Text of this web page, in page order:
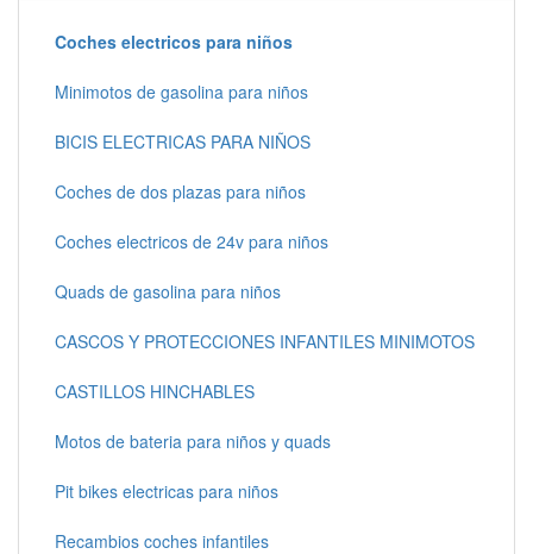
Coches electricos para niños
Minimotos de gasolina para niños
BICIS ELECTRICAS PARA NIÑOS
Coches de dos plazas para niños
Coches electricos de 24v para niños
Quads de gasolina para niños
CASCOS Y PROTECCIONES INFANTILES MINIMOTOS
CASTILLOS HINCHABLES
Motos de bateria para niños y quads
Pit bikes electricas para niños
Recambios coches infantiles